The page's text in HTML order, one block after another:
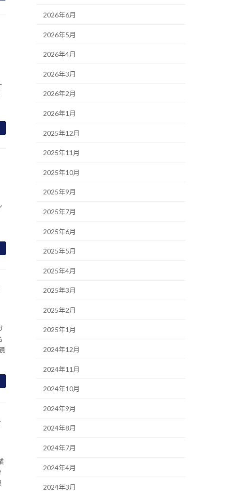
2026年6月
2026年5月
2026年4月
2026年3月
2026年2月
2026年1月
2025年12月
2025年11月
2025年10月
2025年9月
2025年7月
2025年6月
2025年5月
2025年4月
2025年3月
2025年2月
2025年1月
2024年12月
2024年11月
2024年10月
2024年9月
2024年8月
2024年7月
2024年4月
2024年3月